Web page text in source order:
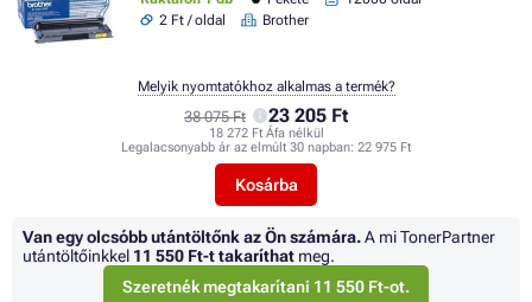
2 Ft / oldal
Brother
38 075 Ft 23 205 Ft
18 272 Ft Áfa nélkül
Legalacsonyabb ár az elmúlt 30 napban: 22 975 Ft
Kosárba
Melyik nyomtatókhoz alkalmas a termék?
Van egy olcsóbb utántöltőnk az Ön számára.A mi TonerPartner
utántöltőinkkel 11 550 Ft-t takaríthat meg.
Szeretnék megtakarítani 11 550 Ft-ot.